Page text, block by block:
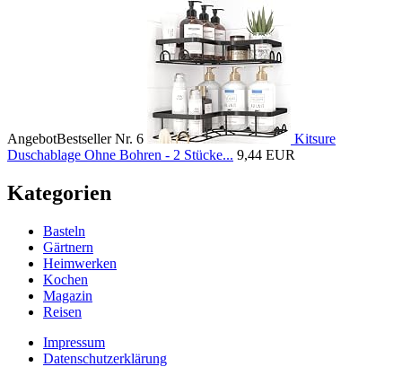
AngebotBestseller Nr. 6
Kitsure
Duschablage Ohne Bohren - 2 Stücke... 9,44 EUR
Kategorien
Basteln
Gärtnern
Heimwerken
Kochen
Magazin
Reisen
Impressum
Datenschutzerklärung